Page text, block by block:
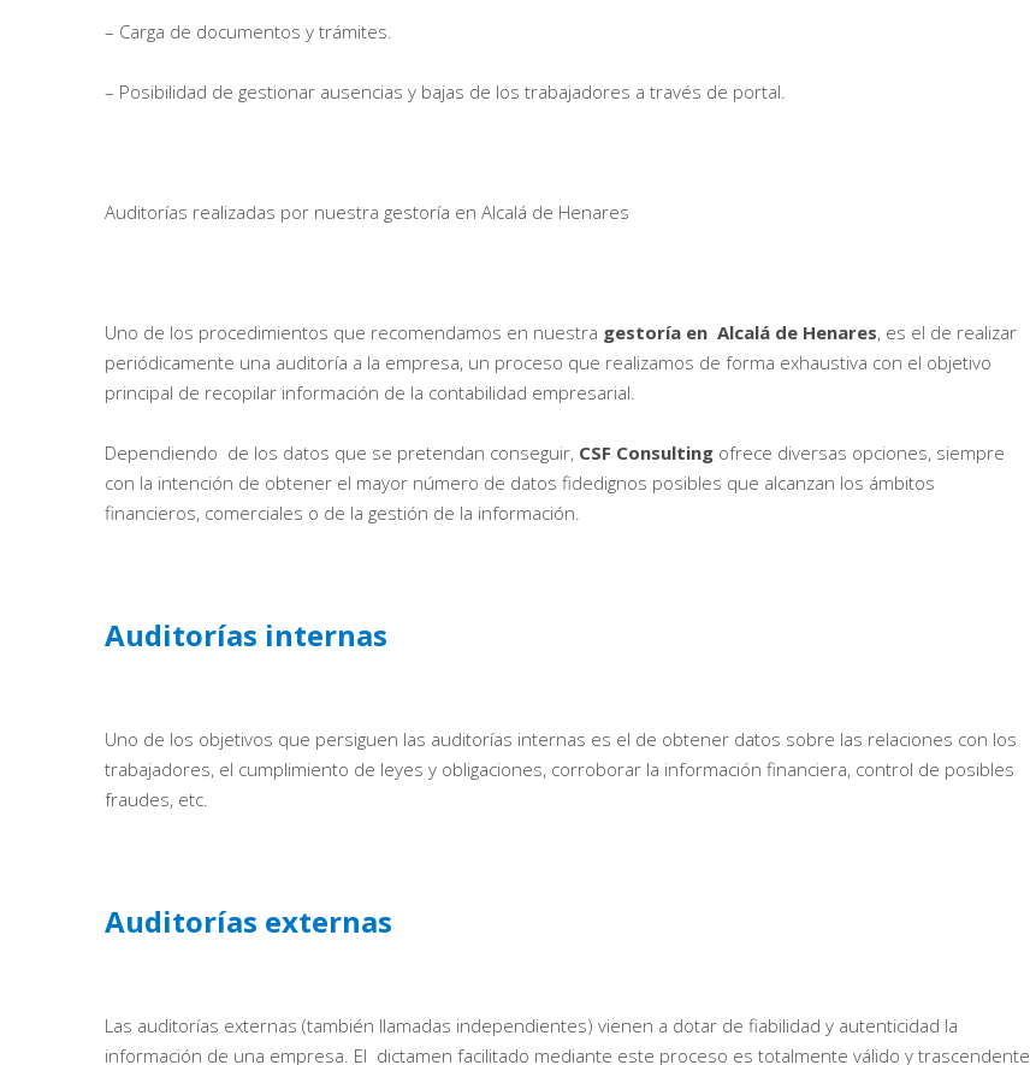
– Carga de documentos y trámites.
– Posibilidad de gestionar ausencias y bajas de los trabajadores a través de portal.
Auditorías realizadas por nuestra gestoría en Alcalá de Henares
Uno de los procedimientos que recomendamos en nuestra gestoría en Alcalá de Henares, es el de realizar
periódicamente una auditoría a la empresa, un proceso que realizamos de forma exhaustiva con el objetivo
principal de recopilar información de la contabilidad empresarial.
Dependiendo de los datos que se pretendan conseguir, CSF Consulting ofrece diversas opciones, siempre
con la intención de obtener el mayor número de datos fidedignos posibles que alcanzan los ámbitos
financieros, comerciales o de la gestión de la información.
Auditorías internas
Uno de los objetivos que persiguen las auditorías internas es el de obtener datos sobre las relaciones con los
trabajadores, el cumplimiento de leyes y obligaciones, corroborar la información financiera, control de posibles
fraudes, etc.
Auditorías externas
Las auditorías externas (también llamadas independientes) vienen a dotar de fiabilidad y autenticidad la
información de una empresa. El dictamen facilitado mediante este proceso es totalmente válido y trascendente